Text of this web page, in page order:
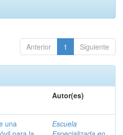
Anterior 1 Siguiente
Autor(es)
una
Escuela